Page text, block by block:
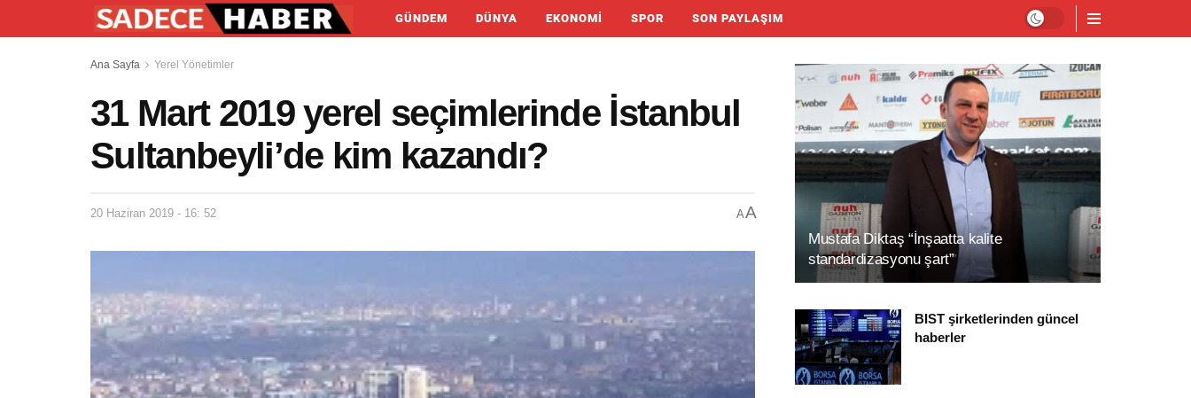
GÜNDEM DÜNYA EKONOMI SPOR SON PAYLAŞIM
Ana Sayfa Yerel Yönetimler
31 Mart 2019 yerel seçimlerinde İstanbul
Sultanbeyli’de kim kazandı?
20 Haziran 2019 - 16: 52 AA
Mustafa Diktaş “İnşaatta kalite
standardizasyonu şart”
BIST şirketlerinden güncel
haberler